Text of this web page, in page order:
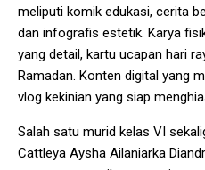
meliputi komik edukasi, cerita
dan infografis estetik. Karya
yang detail, kartu ucapan hari
Ramadan. Konten digital yang
vlog kekinian yang siap
Salah satu murid kelas VI
Cattleya Aysha Ailaniarka